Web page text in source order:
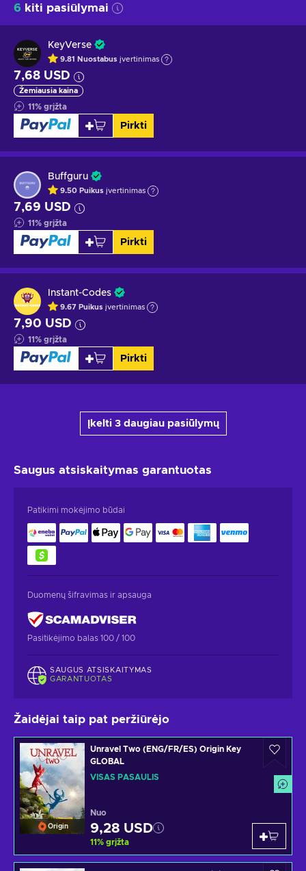
6 kiti pasiūlymai
KeyVerse
9.81 Nuostabus įvertinimas
7,68 USD
Žemiausia kaina
11% grįžta
Pirkti
Buffguru
9.50 Puikus įvertinimas
7,69 USD
11% grįžta
Pirkti
Instant-Codes
9.67 Puikus įvertinimas
7,90 USD
11% grįžta
Pirkti
Įkelti 3 daugiau pasiūlymų
Saugus atsiskaitymas garantuotas
Patikimi mokėjimo būdai
Duomenų šifravimas ir apsauga
Pasitikėjimo balas 100 / 100
SAUGUS ATSISKAITYMAS
GARANTUOTAS
Žaidėjai taip pat peržiūrėjo
Origin
Unravel Two (ENG/FR/ES) Origin Key
GLOBAL
VISAS PASAULIS
Nuo
9,28 USD
11% grįžta